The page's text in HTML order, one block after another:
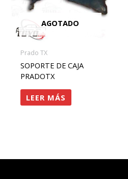
AGOTADO
Prado TX
SOPORTE DE CAJA
PRADOTX
LEER MÁS